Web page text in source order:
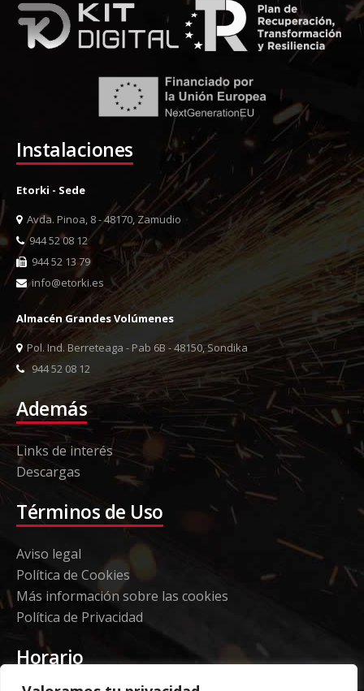
Instalaciones
Etorki - Sede
Avda. Pinoa, 8 - 48170, Zamudio
944 52 08 12
944 52 13 79
info@etorki.es
Almacén Grandes Volúmenes
Pol. Ind. Berreteaga - Pab 6B - 48150, Sondika
944 52 08 12
Además
Links de interés
Descargas
Términos de Uso
Aviso legal
Política de Cookies
Más información sobre las cookies
Política de Privacidad
Horario